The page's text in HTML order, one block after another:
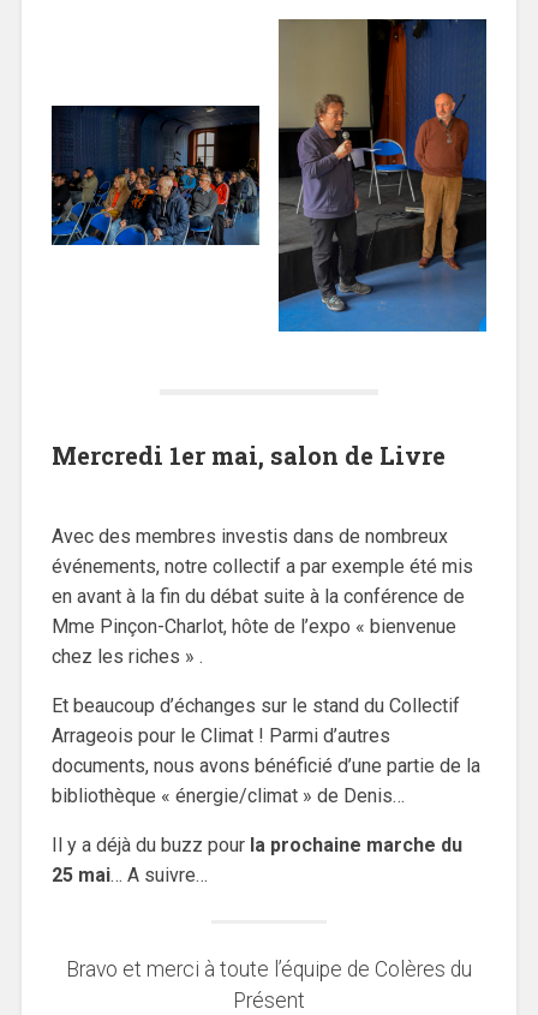
Mercredi 1er mai, salon de Livre
Avec des membres investis dans de nombreux
événements, notre collectif a par exemple été mis
en avant à la fin du débat suite à la conférence de
Mme Pinçon-Charlot, hôte de l’expo « bienvenue
chez les riches » .
Et beaucoup d’échanges sur le stand du Collectif
Arrageois pour le Climat ! Parmi d’autres
documents, nous avons bénéficié d’une partie de la
bibliothèque « énergie/climat » de Denis…
Il y a déjà du buzz pour la prochaine marche du
25 mai… A suivre…
Bravo et merci à toute l’équipe de Colères du
Présent